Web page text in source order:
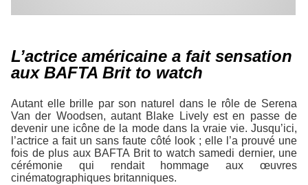
L’actrice américaine a fait sensation
aux BAFTA Brit to watch
Autant elle brille par son naturel dans le rôle de Serena
Van der Woodsen, autant Blake Lively est en passe de
devenir une icône de la mode dans la vraie vie. Jusqu’ici,
l’actrice a fait un sans faute côté look ; elle l’a prouvé une
fois de plus aux BAFTA Brit to watch samedi dernier, une
cérémonie qui rendait hommage aux œuvres
cinématographiques britanniques.